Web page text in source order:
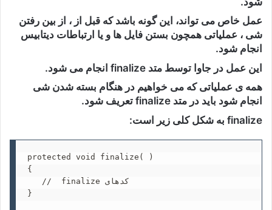
عمل خاص می تواند، این گونه باشد که قبل از ، از بین رفتن
شی ، عملیاتی همچون بستن فایل ها و یا ارتباطات دیتابیس
انجام شود.
این عمل در جاوا توسط متد finalize انجام می شود.
همه ی عملیاتی که می خواهیم در هنگام بسته شدن شی
انجام شود باید در متد finalize تعریف شود.
finalize به شکل کلی زیر است:
protected void finalize( )
{
   //  finalize کدهای
}